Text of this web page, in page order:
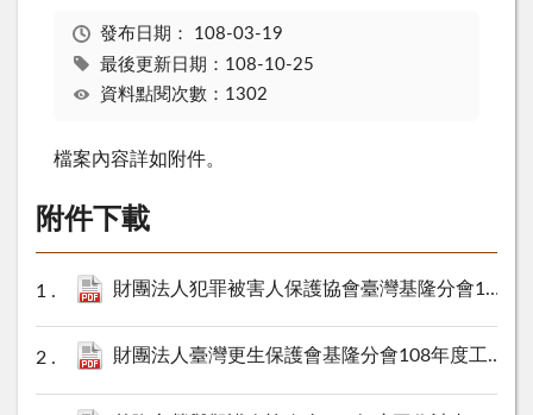
發布日期： 108-03-19
最後更新日期：108-10-25
資料點閱次數：1302
檔案內容詳如附件。
附件下載
財團法人犯罪被害人保護協會臺灣基隆分會108年度工作計畫.pdf
財團法人臺灣更生保護會基隆分會108年度工作計畫.pdf